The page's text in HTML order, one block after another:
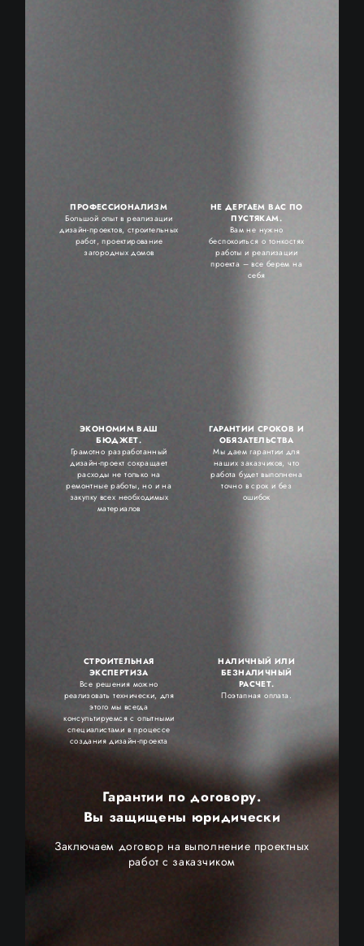
ПРОФЕССИОНАЛИЗМ
Большой опыт в реализации
дизайн-проектов, строительных
работ, проектирование
загородных домов
НЕ ДЕРГАЕМ ВАС ПО
ПУСТЯКАМ.
Вам не нужно
беспокоиться о тонкостях
работы и реализации
проекта – все берем на
себя
ЭКОНОМИМ ВАШ
БЮДЖЕТ.
Грамотно разработанный
дизайн-проект сокращает
расходы не только на
ремонтные работы, но и на
закупку всех необходимых
материалов
ГАРАНТИИ СРОКОВ И
ОБЯЗАТЕЛЬСТВА
Мы даем гарантии для
наших заказчиков, что
работа будет выполнена
точно в срок и без
ошибок
СТРОИТЕЛЬНАЯ
ЭКСПЕРТИЗА
Все решения можно
реализовать технически, для
этого мы всегда
консультируемся с опытными
специалистами в процессе
создания дизайн-проекта
НАЛИЧНЫЙ ИЛИ
БЕЗНАЛИЧНЫЙ
РАСЧЕТ.
Поэтапная оплата.
Гарантии по договору.
Вы защищены юридически
Заключаем договор на выполнение проектных
работ с заказчиком